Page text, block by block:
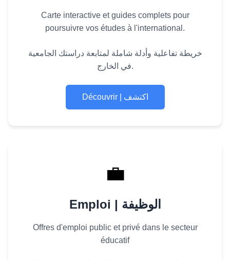
Carte interactive et guides complets pour
poursuivre vos études à l'international.
خريطة تفاعلية وأدلة شاملة لمتابعة دراستك الجامعية
في الخارج.
Découvrir | اكتشف
💼
Emploi | الوظيفة
Offres d'emploi public et privé dans le secteur
éducatif